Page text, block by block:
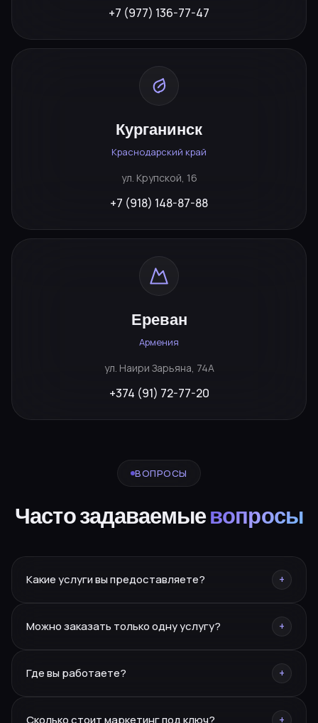
+7 (977) 136-77-47
Курганинск
Краснодарский край
ул. Крупской, 16
+7 (918) 148-87-88
Ереван
Армения
ул. Наири Зарьяна, 74А
+374 (91) 72-77-20
ВОПРОСЫ
Часто задаваемыевопросы
Какие услуги вы предоставляете? +
дизайн, полиграфия, фото/видео, маркетплейсы,
Можно заказать только одну услугу? +
ключ.
Где вы работаете? +
+